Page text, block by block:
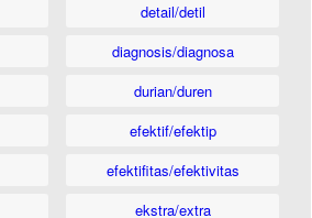
detail/detil
diagnosis/diagnosa
durian/duren
efektif/efektip
efektifitas/efektivitas
ekstra/extra